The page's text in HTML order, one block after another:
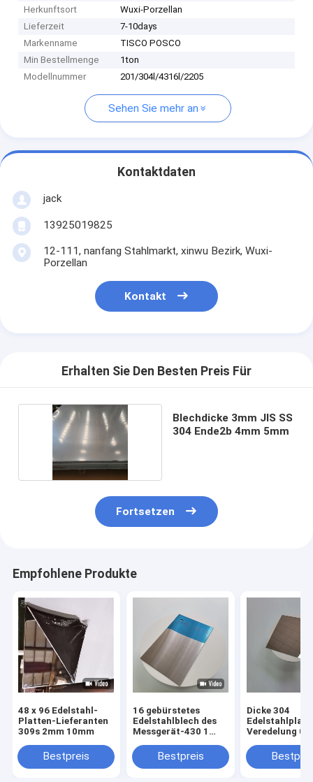
Herkunftsort
Wuxi-Porzellan
Lieferzeit
7-10days
Markenname
TISCO POSCO
Min Bestellmenge
1ton
Modellnummer
201/304l/4316l/2205
Sehen Sie mehr an
Kontaktdaten
jack
13925019825
12-111, nanfang Stahlmarkt, xinwu Bezirk, Wuxi-
Porzellan
Kontakt
Erhalten Sie Den Besten Preis Für
Blechdicke 3mm JIS SS
304 Ende2b 4mm 5mm
Fortsetzen
Empfohlene Produkte
48 x 96 Edelstahl-
Platten-Lieferanten
309s 2mm 10mm
Bestpreis
16 gebürstetes
Edelstahlblech des
Messgerät-430 1
starkes Ende-No.4
kaltgewalzt
Bestpreis
Dicke 304
Veredelung
Formbarkeit